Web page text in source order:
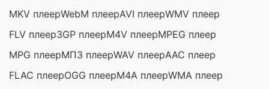
MKV плеерWebM плеерAVI плеерWMV плеер
FLV плеер3GP плеерM4V плеерMPEG плеер
MPG плеерМП3 плеерWAV плеерAAC плеер
FLAC плеерOGG плеерM4A плеерWMA плеер